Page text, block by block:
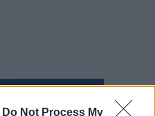
Do Not Process My